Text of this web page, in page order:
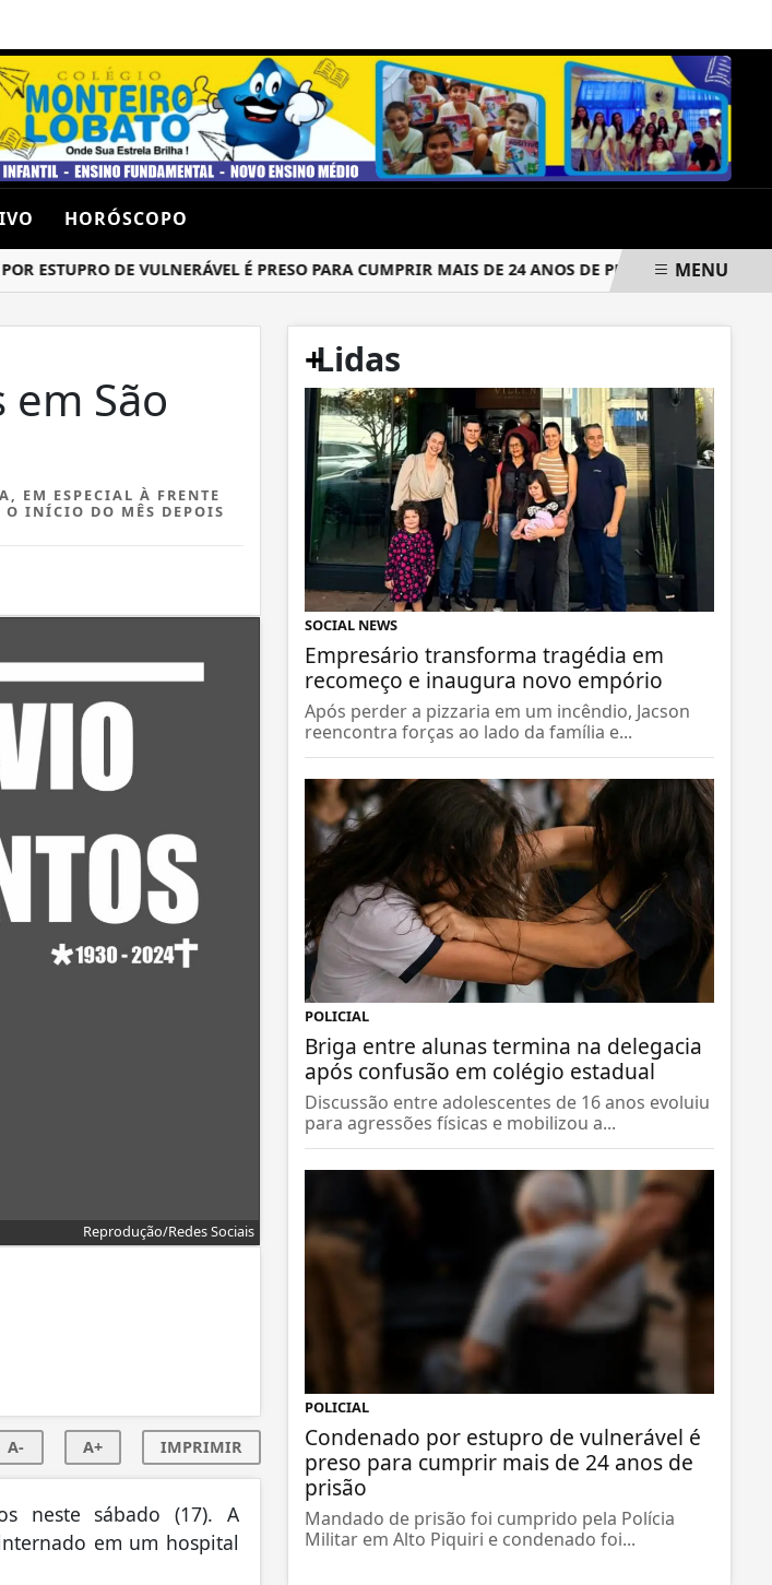
HORÓSCOPO
DE VULNERÁVEL É PRESO PARA CUMPRIR MAIS DE 24 ANOS DE PRISÃO CRIMINOSOS
MENU
São
EM ESPECIAL À FRENTE
O INÍCIO DO MÊS DEPOIS
Reprodução/Redes Sociais
A- A+ IMPRIMIR
neste sábado (17). A
em um hospital
+
Lidas
SOCIAL NEWS
Empresário transforma tragédia em
recomeço e inaugura novo empório
Após perder a pizzaria em um incêndio, Jacson
reencontra forças ao lado da família e...
POLICIAL
Briga entre alunas termina na delegacia
após confusão em colégio estadual
Discussão entre adolescentes de 16 anos evoluiu
para agressões físicas e mobilizou a...
POLICIAL
Condenado por estupro de vulnerável é
preso para cumprir mais de 24 anos de
prisão
Mandado de prisão foi cumprido pela Polícia
Militar em Alto Piquiri e condenado foi...